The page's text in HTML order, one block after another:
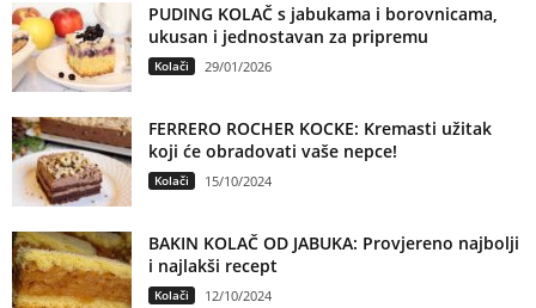
PUDING KOLAČ s jabukama i borovnicama,
ukusan i jednostavan za pripremu
Kolači 29/01/2026
FERRERO ROCHER KOCKE: Kremasti užitak
koji će obradovati vaše nepce!
Kolači 15/10/2024
BAKIN KOLAČ OD JABUKA: Provjereno najbolji
i najlakši recept
Kolači 12/10/2024